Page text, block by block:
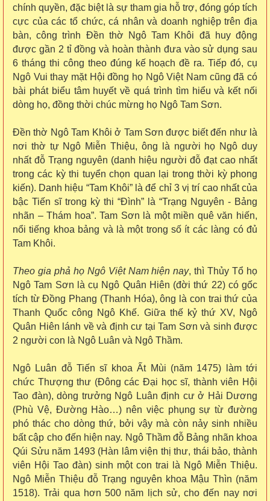
chính quyền, đặc biệt là sự tham gia hỗ trợ, đóng góp tích
cực của các tổ chức, cá nhân và doanh nghiệp trên địa
bàn, công trình Đền thờ Ngô Tam Khôi đã huy động
được gần 2 tỉ đồng và hoàn thành đưa vào sử dụng sau
6 tháng thi công theo đúng kế hoạch đề ra. Tiếp đó, cụ
Ngô Vui thay mặt Hội đồng họ Ngô Việt Nam cũng đã có
bài phát biểu tâm huyết về quá trình tìm hiểu và kết nối
dòng họ, đồng thời chúc mừng họ Ngô Tam Sơn.
Đền thờ Ngô Tam Khôi ở Tam Sơn được biết đến như là
nơi thờ tự Ngô Miễn Thiệu, ông là người họ Ngô duy
nhất đỗ Trạng nguyên (danh hiệu người đỗ đạt cao nhất
trong các kỳ thi tuyển chọn quan lại trong thời kỳ phong
kiến). Danh hiệu “Tam Khôi” là để chỉ 3 vị trí cao nhất của
bậc Tiến sĩ trong kỳ thi “Đình” là “Trạng Nguyên - Bảng
nhãn – Thám hoa”. Tam Sơn là một miền quê văn hiến,
nổi tiếng khoa bảng và là một trong số ít các làng có đủ
Tam Khôi.
Theo gia phả họ Ngô Việt Nam hiện nay, thì Thủy Tổ họ
Ngô Tam Sơn là cụ Ngô Quân Hiên (đời thứ 22) có gốc
tích từ Đồng Phang (Thanh Hóa), ông là con trai thứ của
Thanh Quốc công Ngô Khế. Giữa thế kỷ thứ XV, Ngô
Quân Hiên lánh về và định cư tại Tam Sơn và sinh được
2 người con là Ngô Luân và Ngô Thầm.
Ngô Luân đỗ Tiến sĩ khoa Ất Mùi (năm 1475) làm tới
chức Thượng thư (Đông các Đại học sĩ, thành viên Hội
Tao đàn), dòng trưởng Ngô Luân định cư ở Hải Dương
(Phù Vệ, Đường Hào…) nên việc phụng sự từ đường
phó thác cho dòng thứ, bởi vậy mà còn nảy sinh nhiều
bất cập cho đến hiện nay. Ngô Thầm đỗ Bảng nhãn khoa
Qúi Sửu năm 1493 (Hàn lâm viện thị thư, thái bảo, thành
viên Hội Tao đàn) sinh một con trai là Ngô Miễn Thiệu.
Ngô Miễn Thiệu đỗ Trạng nguyên khoa Mậu Thìn (năm
1518). Trải qua hơn 500 năm lịch sử, cho đến nay nơi